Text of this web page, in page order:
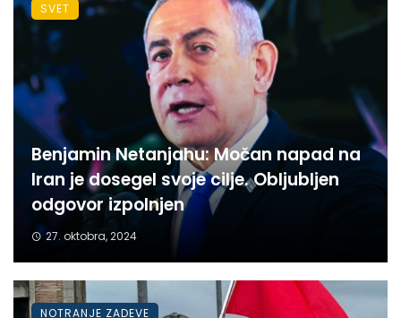
Benjamin Netanjahu: Močan napad na
Iran je dosegel svoje cilje. Obljubljen
odgovor izpolnjen
27. oktobra, 2024
SVET
NOTRANJE ZADEVE